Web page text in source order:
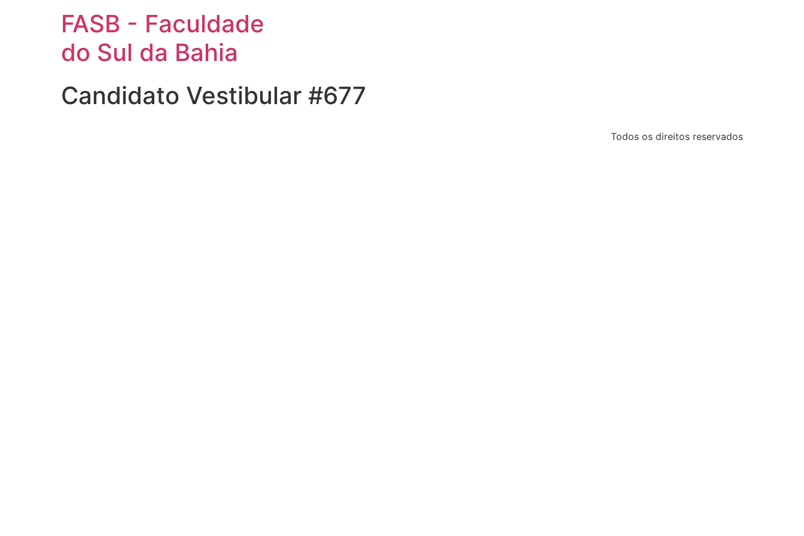
FASB - Faculdade
do Sul da Bahia
Candidato Vestibular #677
Todos os direitos reservados